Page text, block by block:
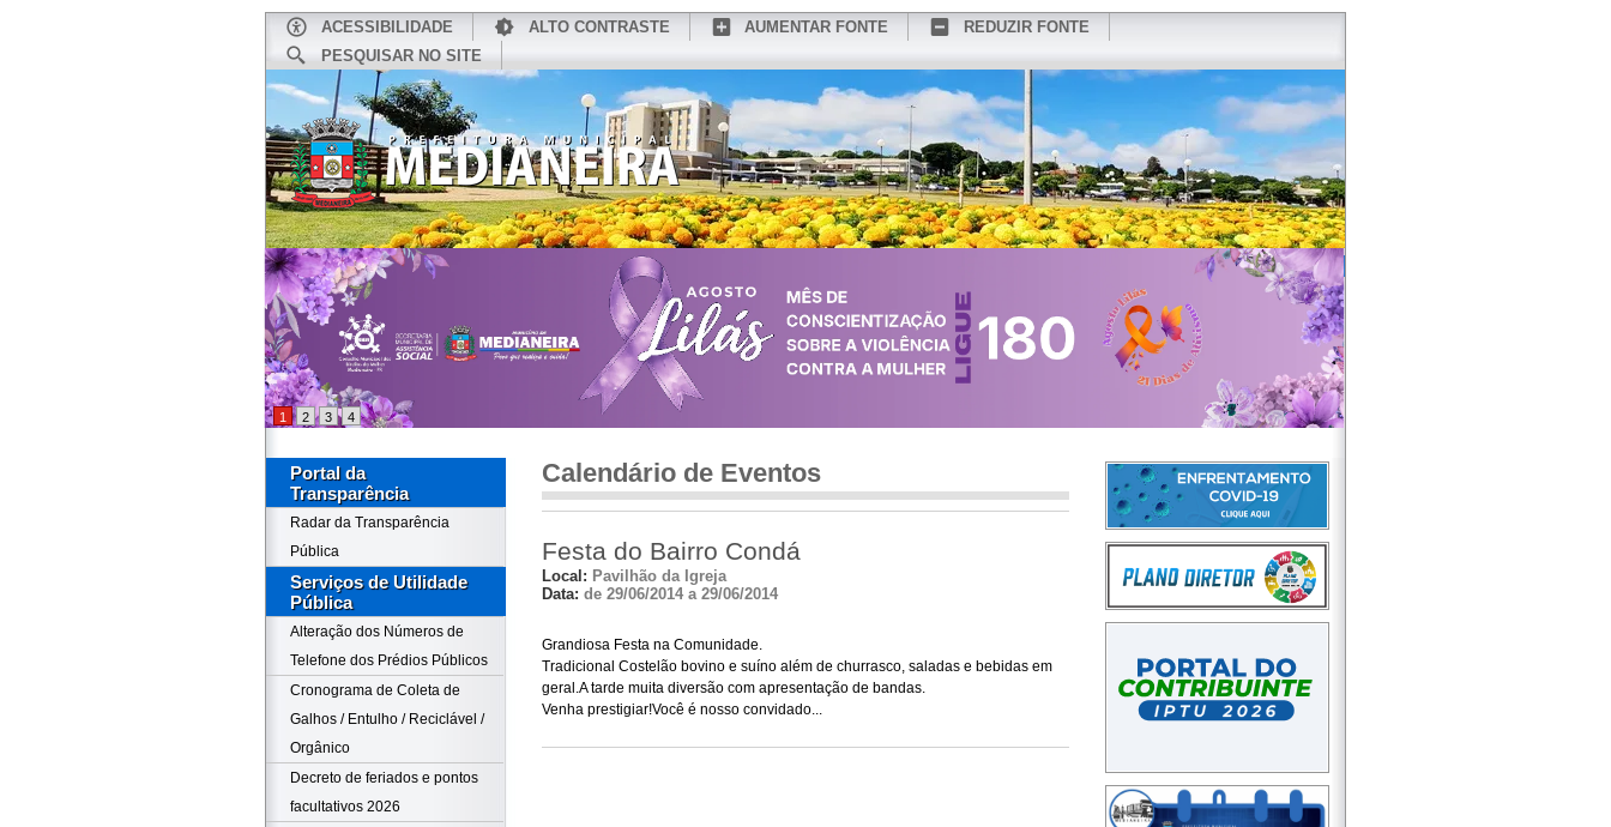
ACESSIBILIDADE ALTO CONTRASTE AUMENTAR FONTE
REDUZIR FONTE
PESQUISAR NO SITE
CONHEÇA MEDIANEIRA REDES SOCIAIS WEBMAIL
1 2 3 4
Portal da
Transparência
Radar da Transparência
Pública
Serviços de Utilidade
Pública
Alteração dos Números de
Telefone dos Prédios Públicos
Cronograma de Coleta de
Galhos / Entulho / Reciclável /
Orgânico
Decreto de feriados e pontos
facultativos 2026
Calendário de Eventos
Festa do Bairro Condá
Local: Pavilhão da Igreja
Data: de 29/06/2014 a 29/06/2014
Grandiosa Festa na Comunidade.
Tradicional Costelão bovino e suíno além de churrasco, saladas e bebidas em
geral.A tarde muita diversão com apresentação de bandas.
Venha prestigiar!Você é nosso convidado...